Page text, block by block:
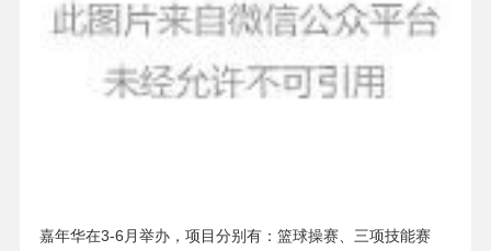
嘉年华在3-6月举办，项目分别有：篮球操赛、三项技能赛